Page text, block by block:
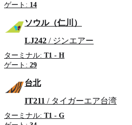
ゲート: 14
ソウル（仁川）
LJ242 / ジンエアー
ターミナル: T1 - H
ゲート: 29
台北
IT211 / タイガーエア台湾
ターミナル: T1 - G